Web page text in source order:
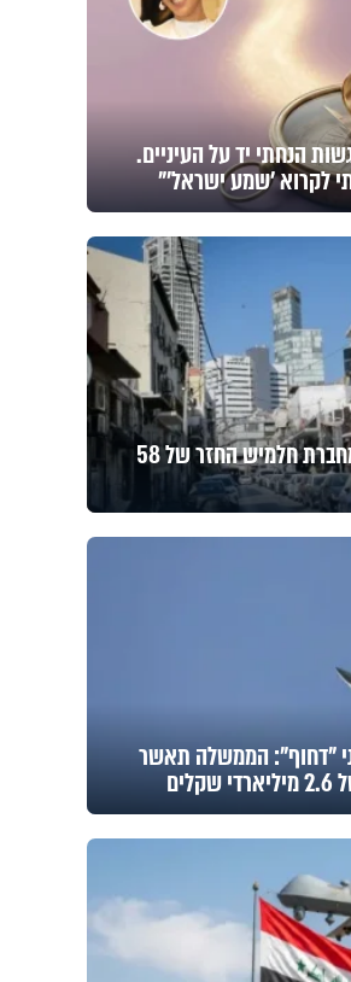
הנחתי יד על העיניים.
לקרוא 'שמע ישראל'"
המדינה תובעת מחברת חלמיש החזר של 58
"דחוף": הממשלה תאשר